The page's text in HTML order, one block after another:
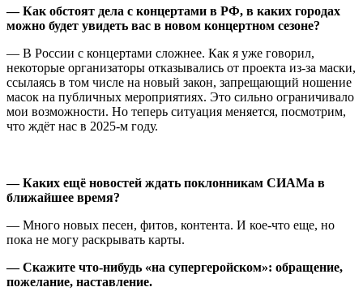
— Как обстоят дела с концертами в РФ, в каких городах
можно будет увидеть вас в новом концертном сезоне?
— В России с концертами сложнее. Как я уже говорил,
некоторые организаторы отказывались от проекта из-за маски,
ссылаясь в том числе на новый закон, запрещающий ношение
масок на публичных мероприятиях. Это сильно ограничивало
мои возможности. Но теперь ситуация меняется, посмотрим,
что ждёт нас в 2025-м году.
— Каких ещё новостей ждать поклонникам СИАМа в
ближайшее время?
— Много новых песен, фитов, контента. И кое-что еще, но
пока не могу раскрывать карты.
— Скажите что-нибудь «на супергеройском»: обращение,
пожелание, наставление.